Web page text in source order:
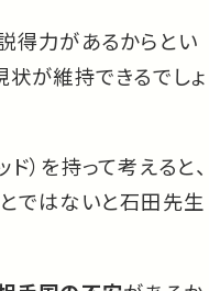
得力があるからとい
状が維持できるでしょ
）を持って考えると、
ではないと石田先生